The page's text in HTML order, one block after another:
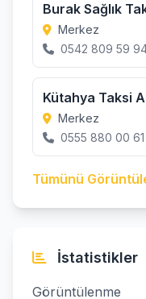
Burak Sağlık
Merkez
0542 809 59
Kütahya Taksi
Merkez
0555 880 00 61
Tümünü
İstatistikler
Görüntülenme